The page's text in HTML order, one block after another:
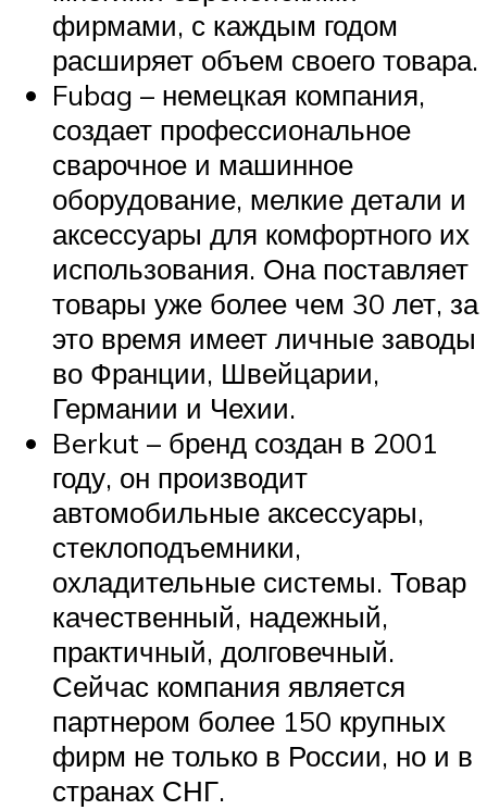
фирмами, с каждым годом
расширяет объем своего товара.
Fubag – немецкая компания,
создает профессиональное
сварочное и машинное
оборудование, мелкие детали и
аксессуары для комфортного их
использования. Она поставляет
товары уже более чем 30 лет, за
это время имеет личные заводы
во Франции, Швейцарии,
Германии и Чехии.
Berkut – бренд создан в 2001
году, он производит
автомобильные аксессуары,
стеклоподъемники,
охладительные системы. Товар
качественный, надежный,
практичный, долговечный.
Сейчас компания является
партнером более 150 крупных
фирм не только в России, но и в
странах СНГ.